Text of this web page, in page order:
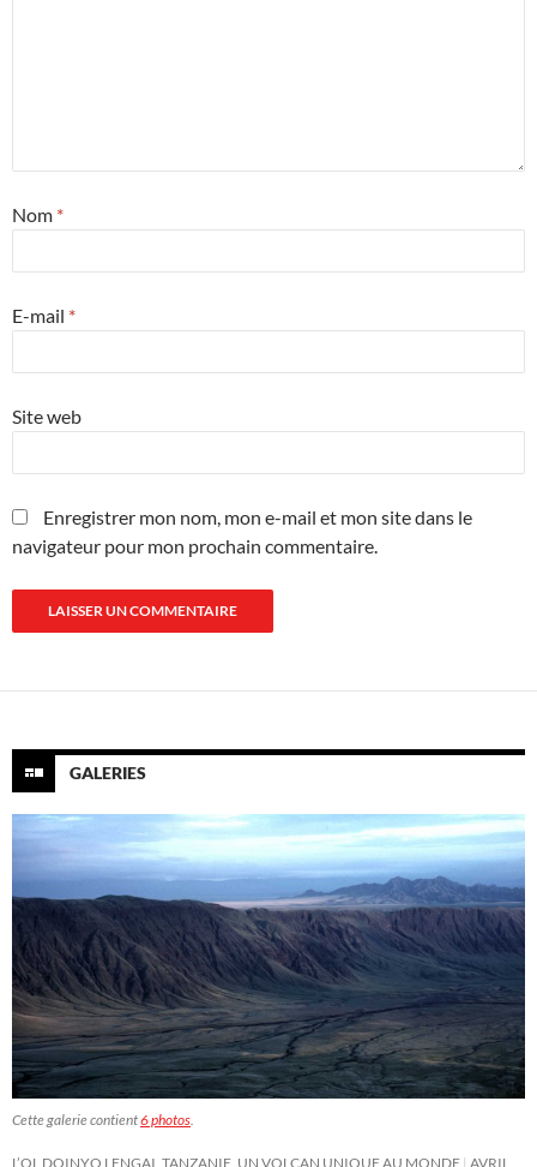
Nom *
E-mail *
Site web
Enregistrer mon nom, mon e-mail et mon site dans le
navigateur pour mon prochain commentaire.
GALERIES
Cette galerie contient6 photos.
L’OL DOINYO LENGAI, TANZANIE, UN VOLCAN UNIQUE AU MONDE AVRIL